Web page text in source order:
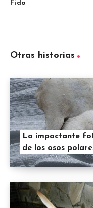
Fido
Otras historias
La impactante
de los osos